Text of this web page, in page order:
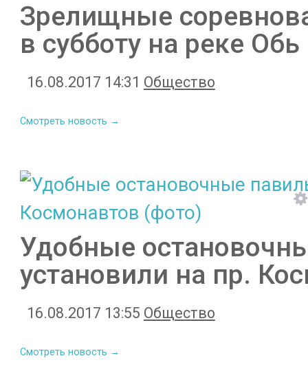
Зрелищные
в субботу на реке Обь
16.08.2017 14:31 Общество
Смотреть новость →
Удобные
установили на пр.
16.08.2017 13:55 Общество
Смотреть новость →